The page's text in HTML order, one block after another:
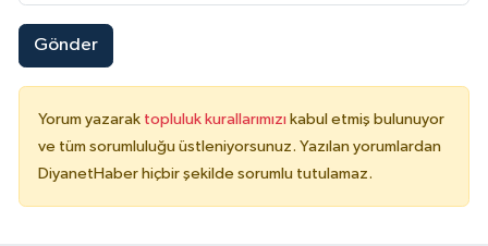
Gönder
Yorum yazarak topluluk kurallarımızı kabul etmiş bulunuyor
ve tüm sorumluluğu üstleniyorsunuz. Yazılan yorumlardan
DiyanetHaber hiçbir şekilde sorumlu tutulamaz.
Kocaeli Müftülüğü
Konya Müftülüğü
Kütahya Müftülüğü